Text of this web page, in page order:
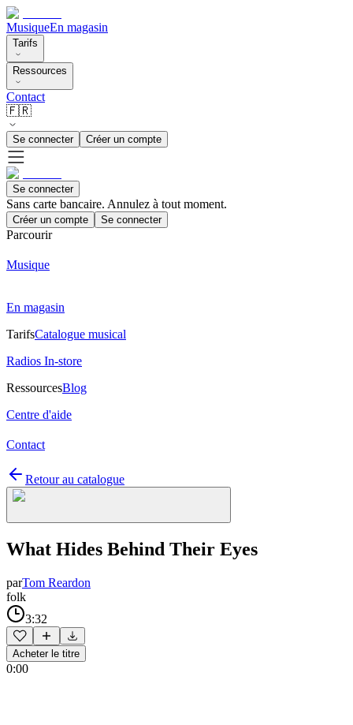
MusiqueEn magasin
Tarifs
Ressources
Contact
🇫🇷
Se connecter Créer un compte
Se connecter
Sans carte bancaire. Annulez à tout moment.
Créer un compte Se connecter
Parcourir
Musique
En magasin
TarifsCatalogue musical
Radios In-store
RessourcesBlog
Centre d'aide
Contact
Retour au catalogue
What Hides Behind Their Eyes
parTom Reardon
folk
3:32
Acheter le titre
0:00